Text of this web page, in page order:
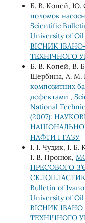
Б. В. Копей, Ю.
поломок
Scientific
University of
ВІСНИК
ТЕХНІЧНОГО
Б. В. Копей, В.
Щербина, А. М.
композитних
дефектами ,
National
(2007):
НАФТИ І ГАЗУ
І. І. Чудик, І.
І. В. Пронюк,
ПРЕСОВОГО
Bulletin of
University of
ВІСНИК
ТЕХНІЧНОГО